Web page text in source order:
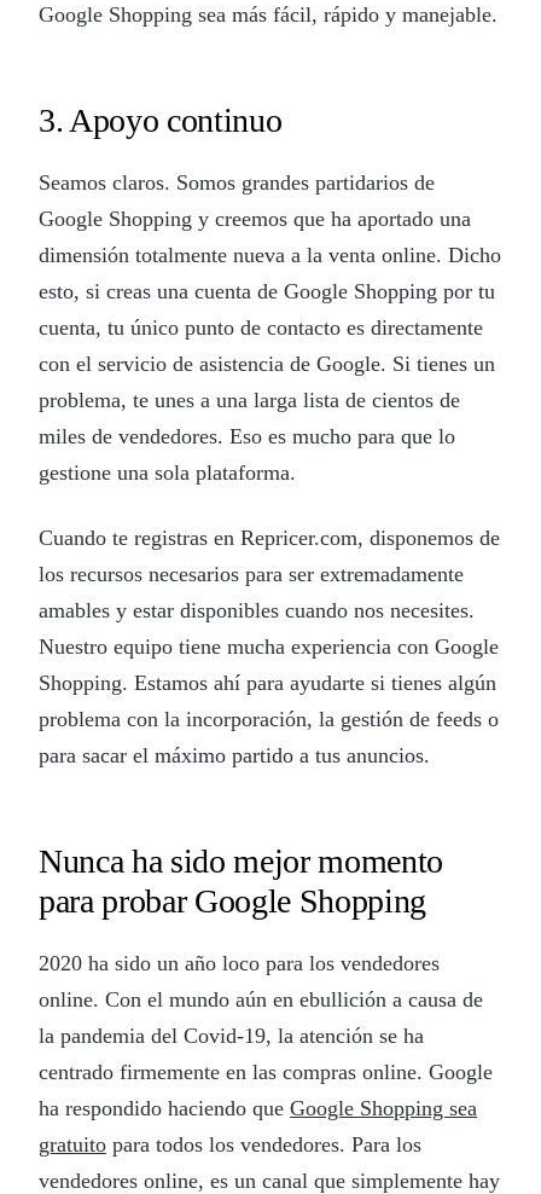
Google Shopping sea más fácil, rápido y manejable.
3. Apoyo continuo
Seamos claros. Somos grandes partidarios de
Google Shopping y creemos que ha aportado una
dimensión totalmente nueva a la venta online. Dicho
esto, si creas una cuenta de Google Shopping por tu
cuenta, tu único punto de contacto es directamente
con el servicio de asistencia de Google. Si tienes un
problema, te unes a una larga lista de cientos de
miles de vendedores. Eso es mucho para que lo
gestione una sola plataforma.
Cuando te registras en Repricer.com, disponemos de
los recursos necesarios para ser extremadamente
amables y estar disponibles cuando nos necesites.
Nuestro equipo tiene mucha experiencia con Google
Shopping. Estamos ahí para ayudarte si tienes algún
problema con la incorporación, la gestión de feeds o
para sacar el máximo partido a tus anuncios.
Nunca ha sido mejor momento
para probar Google Shopping
2020 ha sido un año loco para los vendedores
online. Con el mundo aún en ebullición a causa de
la pandemia del Covid-19, la atención se ha
centrado firmemente en las compras online. Google
ha respondido haciendo que Google Shopping sea
gratuito para todos los vendedores. Para los
vendedores online, es un canal que simplemente hay